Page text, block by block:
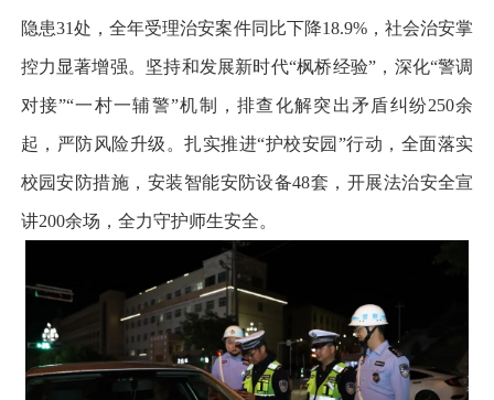
隐患31处，全年受理治安案件同比下降18.9%，社会治安掌
控力显著增强。坚持和发展新时代“枫桥经验”，深化“警调
对接”“一村一辅警”机制，排查化解突出矛盾纠纷250余
起，严防风险升级。扎实推进“护校安园”行动，全面落实
校园安防措施，安装智能安防设备48套，开展法治安全宣
讲200余场，全力守护师生安全。